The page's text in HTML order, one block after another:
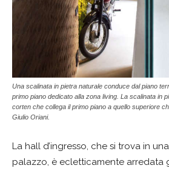
Una scalinata in pietra naturale conduce dal piano
primo piano dedicato alla zona living. La scalinata in
corten che collega il primo piano a quello superiore
Giulio Oriani.
La hall d’ingresso, che si trova in
palazzo, è ecletticamente arredata